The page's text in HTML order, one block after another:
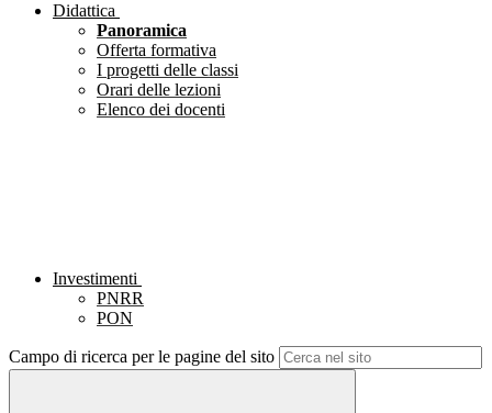
Didattica
Panoramica
Offerta formativa
I progetti delle classi
Orari delle lezioni
Elenco dei docenti
Investimenti
PNRR
PON
Campo di ricerca per le pagine del sito